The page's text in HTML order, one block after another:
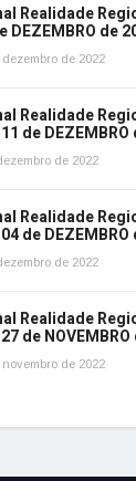
Realidade
DEZEMBRO de
dezembro de 2022
Realidade
de
de 2022
Realidade
de
de 2022
Realidade
de
novembro de 2022